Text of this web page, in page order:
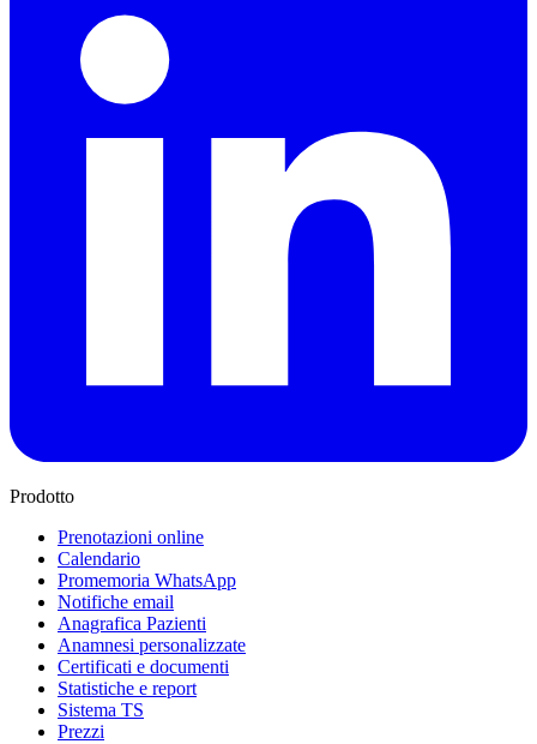
Prodotto
Prenotazioni online
Calendario
Promemoria WhatsApp
Notifiche email
Anagrafica Pazienti
Anamnesi personalizzate
Certificati e documenti
Statistiche e report
Sistema TS
Prezzi